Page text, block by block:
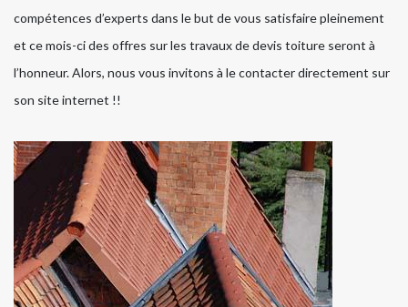
compétences d’experts dans le but de vous satisfaire pleinement
et ce mois-ci des offres sur les travaux de devis toiture seront à
l’honneur. Alors, nous vous invitons à le contacter directement sur
son site internet !!